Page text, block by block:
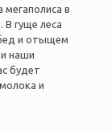
мегаполиса в
гуще леса
и отыщем
наши
будет
и